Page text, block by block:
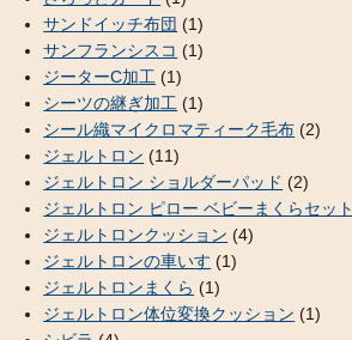
サンドイッチ布団 (1)
サンフランシスコ (1)
ジーターC加工 (1)
シーツの継ぎ加工 (1)
シール織マイクロマティーク毛布 (2)
ジェルトロン (11)
ジェルトロン ショルダーパッド (2)
ジェルトロン ピロー ベビーまくらセット
ジェルトロンクッション (4)
ジェルトロンの車いす (1)
ジェルトロンまくら (1)
ジェルトロン体位変換クッション (1)